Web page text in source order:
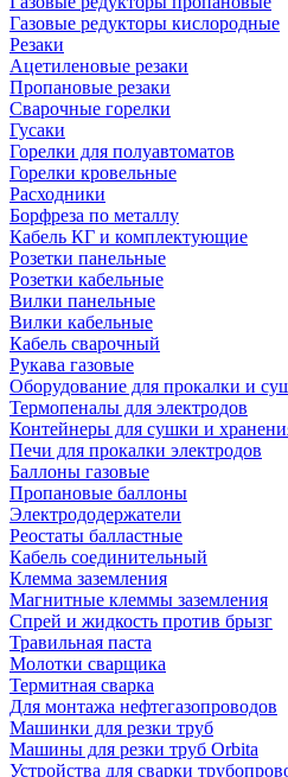
Газовые редукторы кислородные
Резаки
Ацетиленовые резаки
Пропановые резаки
Сварочные горелки
Гусаки
Горелки для полуавтоматов
Горелки кровельные
Расходники
Борфреза по металлу
Кабель КГ и комплектующие
Розетки панельные
Розетки кабельные
Вилки панельные
Вилки кабельные
Кабель сварочный
Рукава газовые
Оборудование для прокалки и
Термопеналы для электродов
Контейнеры для сушки и
Печи для прокалки электродов
Баллоны газовые
Пропановые баллоны
Электрододержатели
Реостаты балластные
Кабель соединительный
Клемма заземления
Магнитные клеммы заземления
Спрей и жидкость против брызг
Травильная паста
Молотки сварщика
Термитная сварка
Для монтажа нефтегазопроводов
Машинки для резки труб
Машины для резки труб Orbita
Устройства для сварки